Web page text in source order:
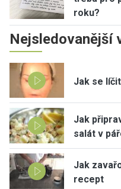
roku?
Nejsledovanější
Jak se
Jak
salát v
Jak
recept